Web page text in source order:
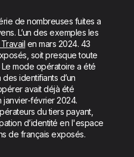
de nombreuses fuites a
L’un des exemples les
en mars 2024. 43
soit presque toute
mode opératoire a été
identifiants d’un
avait déjà été
février 2024.
du tiers payant,
d’identité en l'espace
de français exposés.